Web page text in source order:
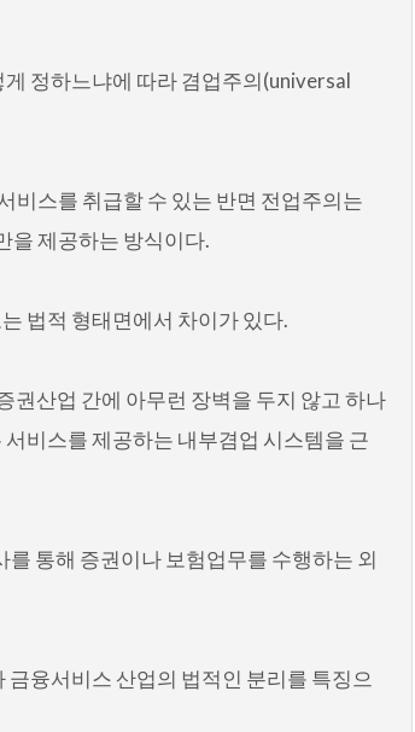
정하느냐에 따라 겸업주의(universal
비스를 취급할 수 있는 반면 전업주의는
을 제공하는 방식이다.
법적 형태면에서 차이가 있다.
권산업 간에 아무런 장벽을 두지 않고 하나
비스를 제공하는 내부겸업 시스템을 근
통해 증권이나 보험업무를 수행하는 외
융서비스 산업의 법적인 분리를 특징으